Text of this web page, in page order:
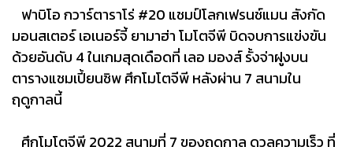
ฟาบิโอ กวาร์ตาราโร่ #20​ แชมป์โลกเฟรน​ช์แมน​ สังกัด
มอนสเตอร์ เอเนอร์จี้ ยามาฮ่า โมโตจีพี บิดจบการแข่งขัน
ด้วยอันดับ 4 ในเกมสุดเดือดที่ เลอ มองส์ รั้งจ่าฝูงบน
ตารางแชมเปี้ยนชิพ ศึกโมโตจีพี หลังผ่าน 7 สนามใน
ฤดูกาล​นี้
ศึกโมโตจีพี 2022 สนามที่ 7 ของฤดูกาล​ ดวลความเร็ว ที่